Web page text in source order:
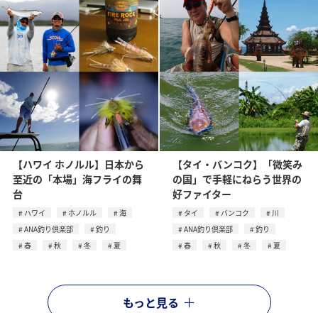
【ハワイ ホノルル】日本から
至近の「本場」海フライの舞
台
ハワイ ホノルル
海
ANA釣り倶楽部
釣り
春
秋 冬 夏
【タイ・バンコク】「微笑み
の国」で手軽にねらう世界の
好ファイター
タイ バンコク
川
ANA釣り倶楽部
釣り
春
秋 冬 夏
もっと見る